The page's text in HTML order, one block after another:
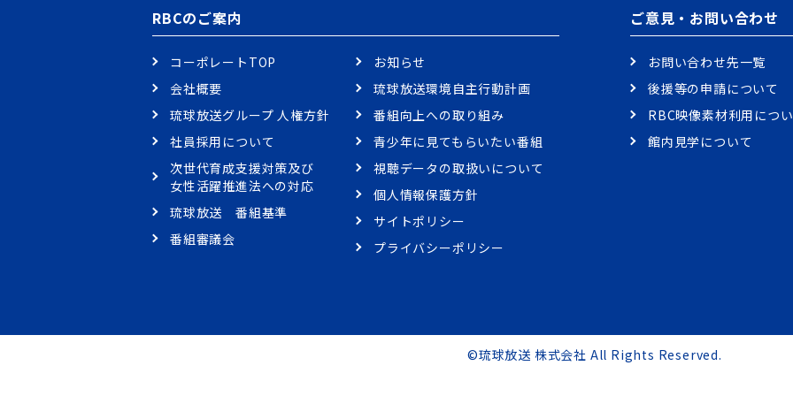
RBCのご案内
コーポレートTOP
会社概要
琉球放送グループ 人権方針
社員採用について
次世代育成支援対策及び
女性活躍推進法への対応
琉球放送 番組基準
番組審議会
お知らせ
琉球放送環境自主行動計画
番組向上への取り組み
青少年に見てもらいたい番組
視聴データの取扱いについて
個人情報保護方針
サイトポリシー
プライバシーポリシー
ご意見・お問い合わせ
お問い合わせ先一覧
後援等の申請について
RBC映像素材利用につ
館内見学について
©琉球放送 株式会社 All Rights Reserved.